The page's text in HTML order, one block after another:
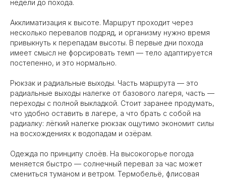
недели до похода.
Акклиматизация к высоте. Маршрут проходит через
несколько перевалов подряд, и организму нужно время
привыкнуть к перепадам высоты. В первые дни похода
имеет смысл не форсировать темп — тело адаптируется
постепенно, и это нормально.
Рюкзак и радиальные выходы. Часть маршрута — это
радиальные выходы налегке от базового лагеря, часть —
переходы с полной выкладкой. Стоит заранее продумать,
что удобно оставить в лагере, а что брать с собой на
радиалку: лёгкий налегке рюкзак ощутимо экономит силы
на восхождениях к водопадам и озёрам.
Одежда по принципу слоёв. На высокогорье погода
меняется быстро — солнечный перевал за час может
смениться туманом и ветром. Термобельё, флисовая